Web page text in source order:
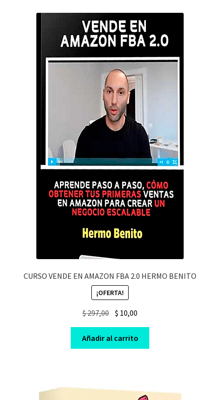
CURSO VENDE EN AMAZON FBA 2.0 HERMO BENITO
¡OFERTA!
$297,00 Original
was:
$ 297,00.
$ 10,00
is:
$ 10,00.
Añadir al carrito